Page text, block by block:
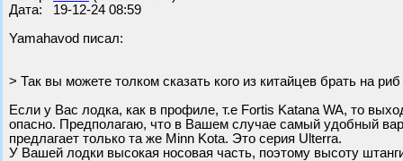
Дата: 19-12-24 08:59
Yamahavod писал:
> Так вы можете толком сказать кого из китайцев брать на
Если у Вас лодка, как в профиле, т.е Fortis Katana WA, то
опасно. Предполагаю, что в Вашем случае самый удобный
предлагает только та же Minn Kota. Это серия Ulterra.
У Вашей лодки высокая носовая часть, поэтому высоту